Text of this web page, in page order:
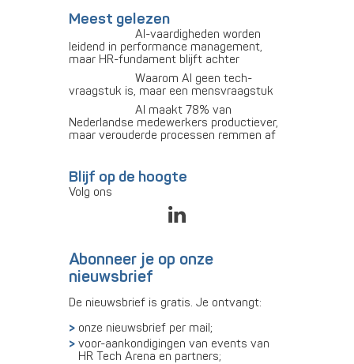
Meest gelezen
AI-vaardigheden worden
leidend in performance management,
maar HR-fundament blijft achter
Waarom AI geen tech-
vraagstuk is, maar een mensvraagstuk
AI maakt 78% van
Nederlandse medewerkers productiever,
maar verouderde processen remmen af
Blijf op de hoogte
Volg ons
Abonneer je op onze
nieuwsbrief
De nieuwsbrief is gratis. Je ontvangt:
onze nieuwsbrief per mail;
voor-aankondigingen van events van
HR Tech Arena en partners;